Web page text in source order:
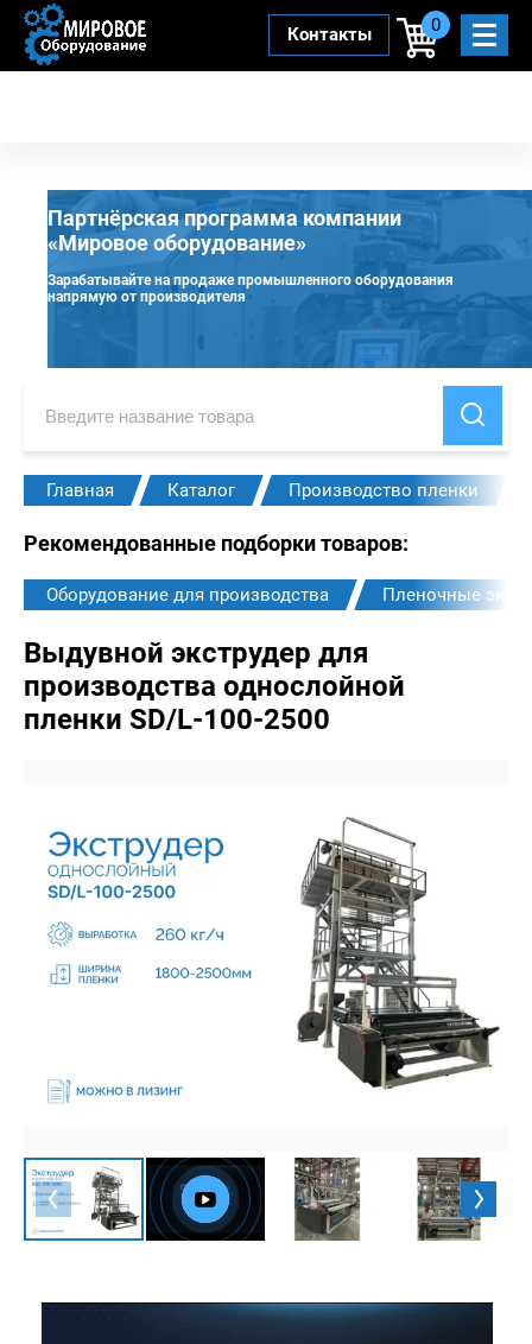
Контакты 0
Партнёрская программа компании
«Мировое оборудование»
Зарабатывайте на продаже промышленного оборудования
напрямую от производителя
Главная Каталог Производство пленки
Рекомендованные подборки товаров:
Оборудование для производства Пленочные
Выдувной экструдер для
производства однослойной
пленки SD/L-100-2500